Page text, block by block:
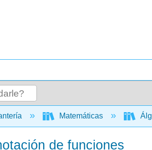
jerarquía globalMatemáticas
de funciones